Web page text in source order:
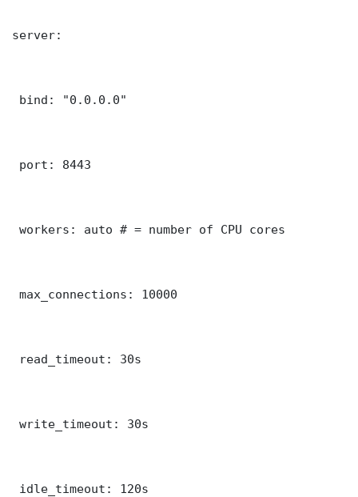
server:
bind: "0.0.0.0"
port: 8443
workers: auto # = number of CPU cores
max_connections: 10000
read_timeout: 30s
write_timeout: 30s
idle_timeout: 120s